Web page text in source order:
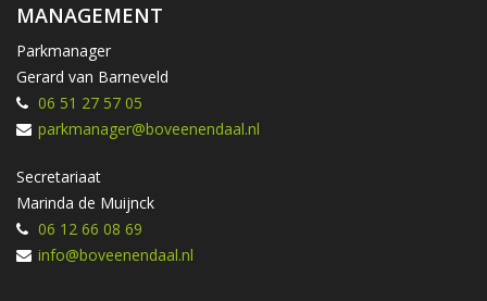
MANAGEMENT
Parkmanager
Gerard van Barneveld
06 51 27 57 05
parkmanager@boveenendaal.nl
Secretariaat
Marinda de Muijnck
06 12 66 08 69
info@boveenendaal.nl